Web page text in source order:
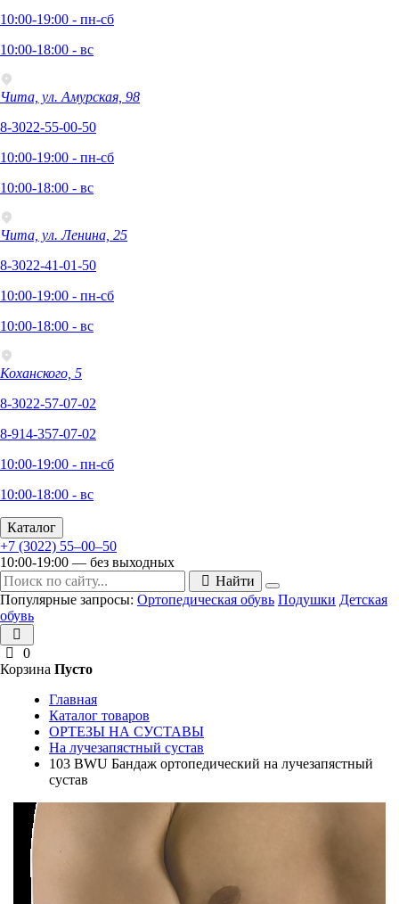
10:00-19:00 - пн-сб
10:00-18:00 - вс
Чита, ул. Амурская, 98
8-3022-55-00-50
10:00-19:00 - пн-сб
10:00-18:00 - вс
Чита, ул. Ленина, 25
8-3022-41-01-50
10:00-19:00 - пн-сб
10:00-18:00 - вс
Коханского, 5
8-3022-57-07-02
8-914-357-07-02
10:00-19:00 - пн-сб
10:00-18:00 - вс
Каталог
+7 (3022) 55‒00‒50
10:00-19:00 — без выходных
Найти
Популярные запросы: Ортопедическая обувь Подушки Детская
обувь
0
Корзина Пусто
Главная
Каталог товаров
ОРТЕЗЫ НА СУСТАВЫ
На лучезапястный сустав
103 BWU Бандаж ортопедический на лучезапястный
сустав